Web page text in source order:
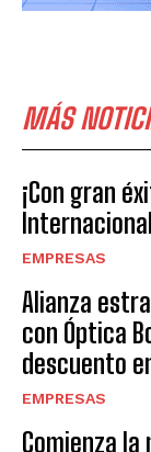
MÁS
¡Con gran
EMPRESAS
Alianza
con Óptica
descuento
EMPRESAS
Comienza la